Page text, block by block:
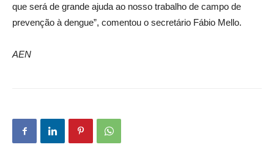
que será de grande ajuda ao nosso trabalho de campo de
prevenção à dengue”, comentou o secretário Fábio Mello.
AEN